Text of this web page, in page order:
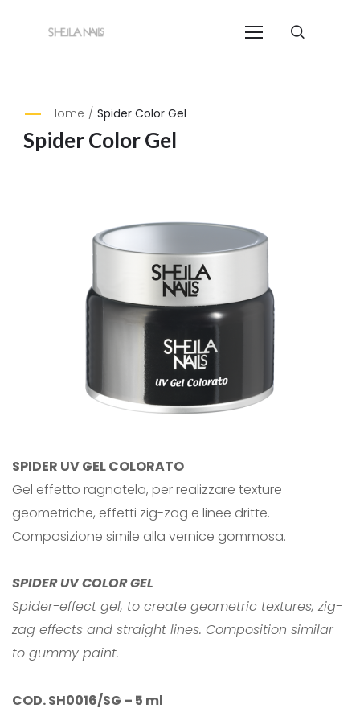
Home / Spider Color Gel
Spider Color Gel
SPIDER UV GEL COLORATO
Gel effetto ragnatela, per realizzare texture
geometriche, effetti zig-zag e linee dritte.
Composizione simile alla vernice gommosa.
SPIDER UV COLOR GEL
Spider-effect gel, to create geometric textures, zig-
zag effects and straight lines. Composition similar
to gummy paint.
COD. SH0016/SG – 5 ml